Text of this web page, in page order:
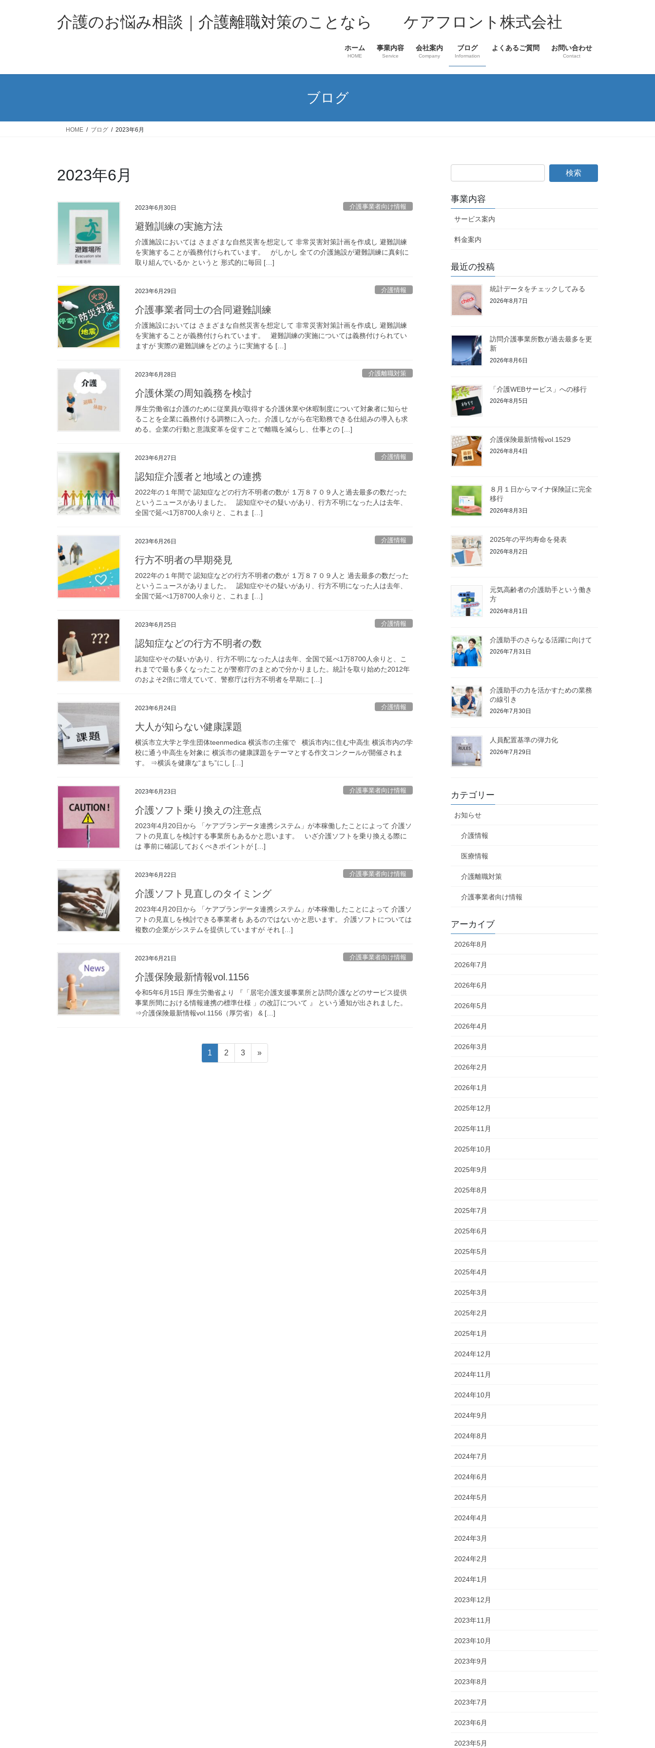
ス
ン
介護のお悩み相談｜介護離職対策のことなら ケアフロント株式会社
ホーム
HOME
事業内容
Service
会社案内
Company
ブログ
Information
よくあるご質問 お問い合わせ
Contact
ブログ
HOME ブログ 2023年6月
2023年6月
2023年6月30日 介護事業者向け情報
避難訓練の実施方法
介護施設においては さまざまな自然災害を想定して 非常災害対策計画を作成し 避難訓練
を実施することが義務付けられています。 がしかし 全ての介護施設が避難訓練に真剣に
取り組んでいるか というと 形式的に毎回 […]
2023年6月29日 介護情報
介護事業者同士の合同避難訓練
介護施設においては さまざまな自然災害を想定して 非常災害対策計画を作成し 避難訓練
を実施することが義務付けられています。 避難訓練の実施については義務付けられてい
ますが 実際の避難訓練をどのように実施する […]
2023年6月28日 介護離職対策
介護休業の周知義務を検討
厚生労働省は介護のために従業員が取得する介護休業や休暇制度について対象者に知らせ
ることを企業に義務付ける調整に入った。介護しながら在宅勤務できる仕組みの導入も求
める。企業の行動と意識変革を促すことで離職を減らし、仕事との […]
2023年6月27日 介護情報
認知症介護者と地域との連携
2022年の１年間で 認知症などの行方不明者の数が １万８７０９人と過去最多の数だった
というニュースがありました。 認知症やその疑いがあり、行方不明になった人は去年、
全国で延べ1万8700人余りと、これま […]
2023年6月26日 介護情報
行方不明者の早期発見
2022年の１年間で 認知症などの行方不明者の数が １万８７０９人と 過去最多の数だった
というニュースがありました。 認知症やその疑いがあり、行方不明になった人は去年、
全国で延べ1万8700人余りと、これま […]
2023年6月25日 介護情報
認知症などの行方不明者の数
認知症やその疑いがあり、行方不明になった人は去年、全国で延べ1万8700人余りと、こ
れまでで最も多くなったことが警察庁のまとめで分かりました。統計を取り始めた2012年
のおよそ2倍に増えていて、警察庁は行方不明者を早期に […]
2023年6月24日 介護情報
大人が知らない健康課題
横浜市⽴⼤学と学⽣団体teenmedica 横浜市の主催で 横浜市内に住む中⾼⽣ 横浜市内の学
校に通う中⾼⽣を対象に 横浜市の健康課題をテーマとする作⽂コンクールが開催されま
す。 ⇒横浜を健康な“まち”にし […]
2023年6月23日 介護事業者向け情報
介護ソフト乗り換えの注意点
2023年4月20日から 「ケアプランデータ連携システム」が本稼働したことによって 介護ソ
フトの見直しを検討する事業所もあるかと思います。 いざ介護ソフトを乗り換える際に
は 事前に確認しておくべきポイントが […]
2023年6月22日 介護事業者向け情報
介護ソフト見直しのタイミング
2023年4月20日から 「ケアプランデータ連携システム」が本稼働したことによって 介護ソ
フトの見直しを検討できる事業者も あるのではないかと思います。 介護ソフトについては
複数の企業がシステムを提供していますが それ […]
2023年6月21日 介護事業者向け情報
介護保険最新情報vol.1156
令和5年6月15日 厚生労働省より 『「居宅介護支援事業所と訪問介護などのサービス提供
事業所間における情報連携の標準仕様 」の改訂について 』 という通知が出されました。
⇒介護保険最新情報vol.1156（厚労省） & […]
固
定
1
固
定
2
固
定
3 »
事業内容
サービス案内
料金案内
最近の投稿
統計データをチェックしてみる
2026年8月7日
訪問介護事業所数が過去最多を更
新
2026年8月6日
「介護WEBサービス」への移行
2026年8月5日
介護保険最新情報vol.1529
2026年8月4日
８月１日からマイナ保険証に完全
移行
2026年8月3日
2025年の平均寿命を発表
2026年8月2日
元気高齢者の介護助手という働き
方
2026年8月1日
介護助手のさらなる活躍に向けて
2026年7月31日
介護助手の力を活かすための業務
の線引き
2026年7月30日
人員配置基準の弾力化
2026年7月29日
カテゴリー
お知らせ
介護情報
医療情報
介護離職対策
介護事業者向け情報
アーカイブ
2026年8月
2026年7月
2026年6月
2026年5月
2026年4月
2026年3月
2026年2月
2026年1月
2025年12月
2025年11月
2025年10月
2025年9月
2025年8月
2025年7月
2025年6月
2025年5月
2025年4月
2025年3月
2025年2月
2025年1月
2024年12月
2024年11月
2024年10月
2024年9月
2024年8月
2024年7月
2024年6月
2024年5月
2024年4月
2024年3月
2024年2月
2024年1月
2023年12月
2023年11月
2023年10月
2023年9月
2023年8月
2023年7月
2023年6月
2023年5月